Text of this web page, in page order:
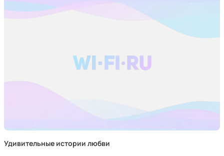
Удивительные истории любви